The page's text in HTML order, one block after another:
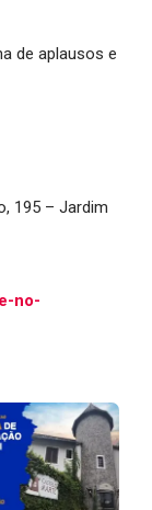
de aplausos e
195 – Jardim
no-